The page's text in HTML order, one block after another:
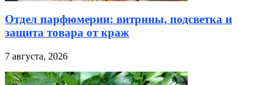
Отдел парфюмерии: витрины, подсветка и
защита товара от краж
7 августа, 2026